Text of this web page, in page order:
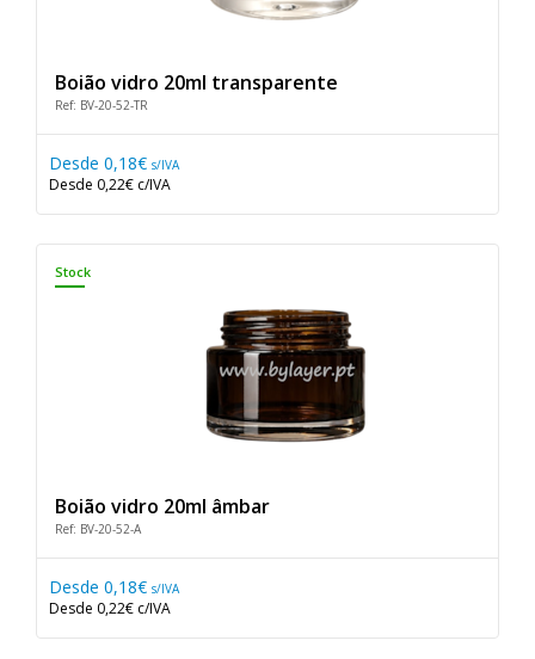
Boião vidro 20ml transparente
Ref: BV-20-52-TR
Desde 0,18€ s/IVA
Desde 0,22€ c/IVA
Stock
Boião vidro 20ml âmbar
Ref: BV-20-52-A
Desde 0,18€ s/IVA
Desde 0,22€ c/IVA